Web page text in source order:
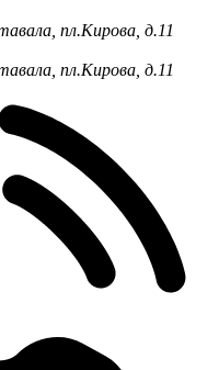
пл.Кирова, д.11
пл.Кирова, д.11